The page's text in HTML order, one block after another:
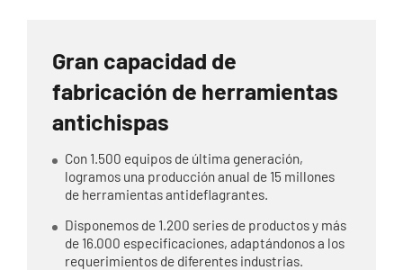
Gran capacidad de
fabricación de herramientas
antichispas
Con 1.500 equipos de última generación,
logramos una producción anual de 15 millones
de herramientas antideflagrantes.
Disponemos de 1.200 series de productos y más
de 16.000 especificaciones, adaptándonos a los
requerimientos de diferentes industrias.